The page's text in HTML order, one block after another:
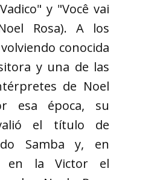
y "Você vai
Rosa). A los
conocida
y una de las
de Noel
esa época, su
el título de
Samba y, en
en la Victor el